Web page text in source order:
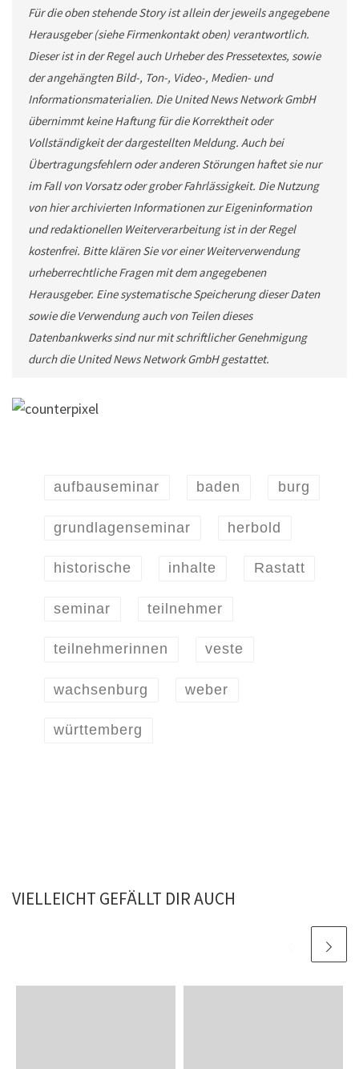
Für die oben stehende Story ist allein der jeweils angegebene
Herausgeber (siehe Firmenkontakt oben) verantwortlich.
Dieser ist in der Regel auch Urheber des Pressetextes, sowie
der angehängten Bild-, Ton-, Video-, Medien- und
Informationsmaterialien. Die United News Network GmbH
übernimmt keine Haftung für die Korrektheit oder
Vollständigkeit der dargestellten Meldung. Auch bei
Übertragungsfehlern oder anderen Störungen haftet sie nur
im Fall von Vorsatz oder grober Fahrlässigkeit. Die Nutzung
von hier archivierten Informationen zur Eigeninformation
und redaktionellen Weiterverarbeitung ist in der Regel
kostenfrei. Bitte klären Sie vor einer Weiterverwendung
urheberrechtliche Fragen mit dem angegebenen
Herausgeber. Eine systematische Speicherung dieser Daten
sowie die Verwendung auch von Teilen dieses
Datenbankwerks sind nur mit schriftlicher Genehmigung
durch die United News Network GmbH gestattet.
aufbauseminar baden burg
grundlagenseminar herbold
historische inhalte Rastatt
seminar teilnehmer
teilnehmerinnen veste
wachsenburg weber
württemberg
VIELLEICHT GEFÄLLT DIR AUCH